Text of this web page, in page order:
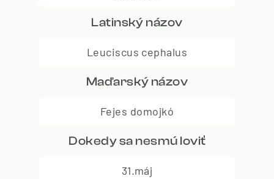
Latinský názov
Leuciscus cephalus
Maďarský názov
Fejes domojkó
Dokedy sa nesmú loviť
31.máj